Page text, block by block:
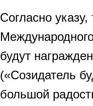
Согласно
будут
(«Созидатель
большой